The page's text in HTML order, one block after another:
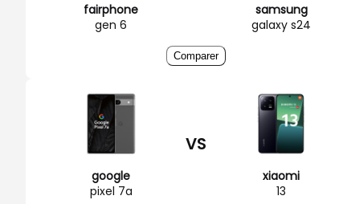
fairphone
gen 6
samsung
galaxy s24
Comparer
google
pixel 7a
VS
xiaomi
13